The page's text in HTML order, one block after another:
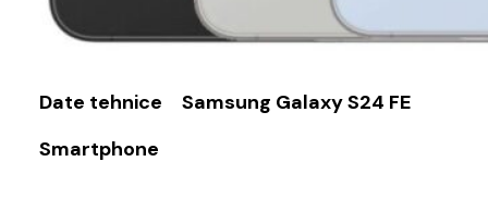
Date tehnice
Smartphone
Samsung Galaxy S24 FE